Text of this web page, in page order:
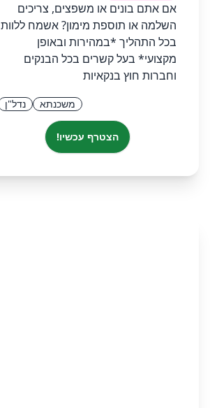
אם אתם בונים או משפצים, צריכים
השלמה או תוספת מימון? אשמח ללוות
בכל התהליך *במהירות ובאופן
מקצועי* בעל קשרים בכל הבנקים
וחברות חוץ בנקאיות
משכנתא נדל"ן
הצטרף עכשיו!